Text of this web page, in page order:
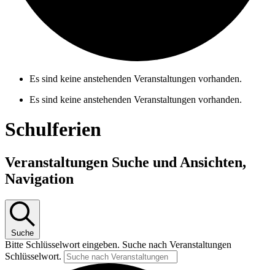
Es sind keine anstehenden Veranstaltungen vorhanden.
Es sind keine anstehenden Veranstaltungen vorhanden.
Schulferien
Veranstaltungen Suche und Ansichten,
Navigation
Suche
Bitte Schlüsselwort eingeben. Suche nach Veranstaltungen
Schlüsselwort.